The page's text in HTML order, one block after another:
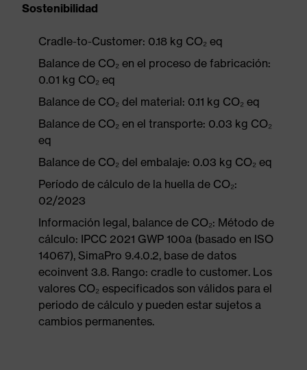
Sostenibilidad
Cradle-to-Customer: 0.18 kg CO₂ eq
Balance de CO₂ en el proceso de fabricación:
0.01 kg CO₂ eq
Balance de CO₂ del material: 0.11 kg CO₂ eq
Balance de CO₂ en el transporte: 0.03 kg CO₂
eq
Balance de CO₂ del embalaje: 0.03 kg CO₂ eq
Período de cálculo de la huella de CO₂:
02/2023
Información legal, balance de CO₂: Método de
cálculo: IPCC 2021 GWP 100a (basado en ISO
14067), SimaPro 9.4.0.2, base de datos
ecoinvent 3.8. Rango: cradle to customer. Los
valores CO₂ especificados son válidos para el
periodo de cálculo y pueden estar sujetos a
cambios permanentes.